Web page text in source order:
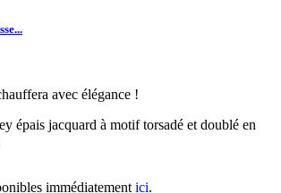
avec élégance !
épais jacquard à motif torsadé et doublé en
immédiatement ici.